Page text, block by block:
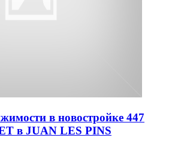
в новостройке 447
в JUAN LES PINS